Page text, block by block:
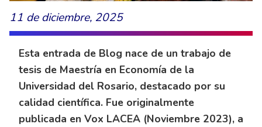
11 de diciembre, 2025
Esta entrada de Blog nace de un trabajo de
tesis de Maestría en Economía de la
Universidad del Rosario, destacado por su
calidad científica. Fue originalmente
publicada en Vox LACEA (Noviembre 2023), a